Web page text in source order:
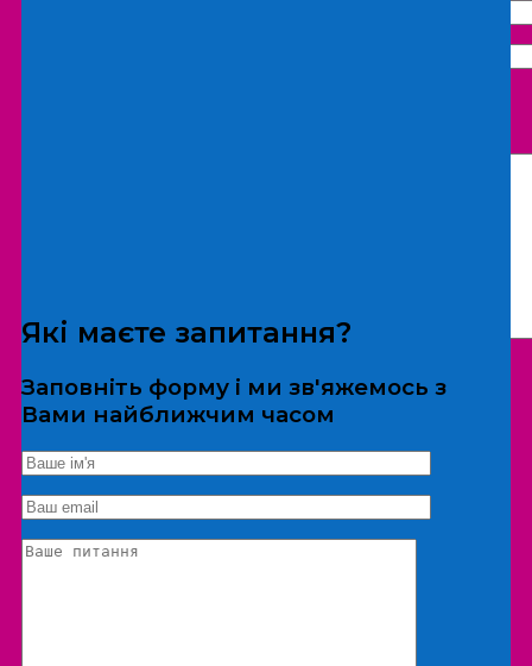
*Дані не передаються третім особам
Екскурсія/локація
Які маєте запитання?
Заповніть форму і ми зв'яжемось з
Вами найближчим часом